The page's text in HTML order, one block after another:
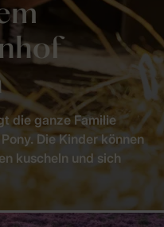
die ganze Familie
Die Kinder können
kuscheln und sich